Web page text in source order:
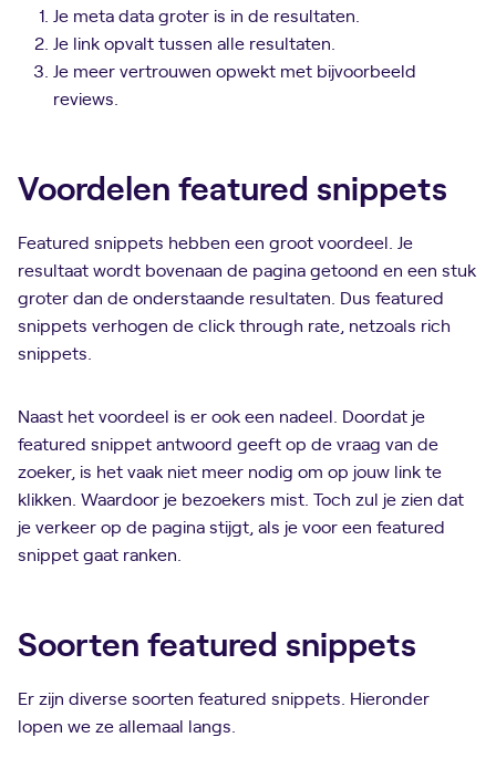
Je meta data groter is in de resultaten.
Je link opvalt tussen alle resultaten.
Je meer vertrouwen opwekt met bijvoorbeeld
reviews.
Voordelen featured snippets
Featured snippets hebben een groot voordeel. Je
resultaat wordt bovenaan de pagina getoond en een stuk
groter dan de onderstaande resultaten. Dus featured
snippets verhogen de click through rate, netzoals rich
snippets.
Naast het voordeel is er ook een nadeel. Doordat je
featured snippet antwoord geeft op de vraag van de
zoeker, is het vaak niet meer nodig om op jouw link te
klikken. Waardoor je bezoekers mist. Toch zul je zien dat
je verkeer op de pagina stijgt, als je voor een featured
snippet gaat ranken.
Soorten featured snippets
Er zijn diverse soorten featured snippets. Hieronder
lopen we ze allemaal langs.